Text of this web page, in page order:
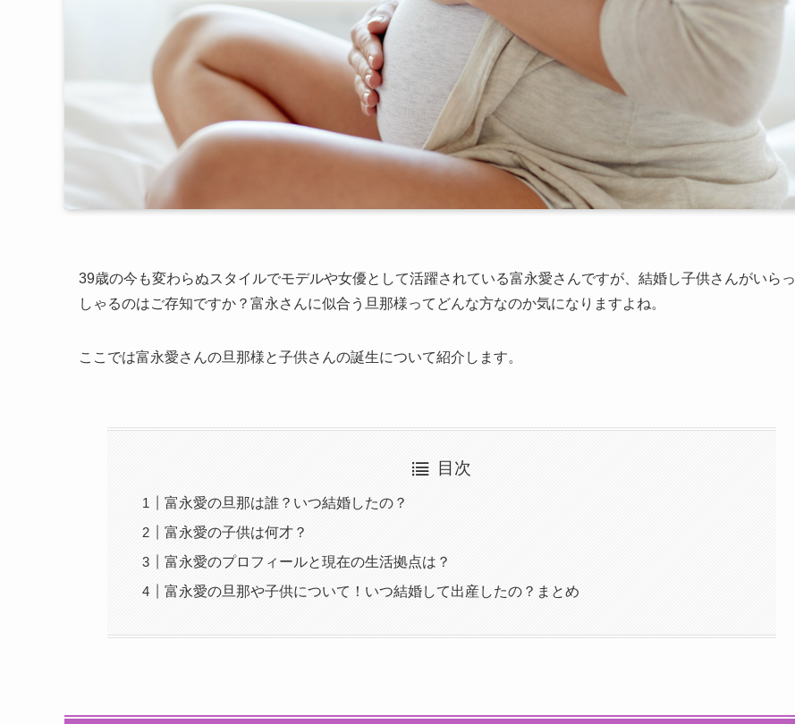
39歳の今も変わらぬスタイルでモデルや女優として活躍されている富永愛さんですが、結婚し子供さんがいらっ
しゃるのはご存知ですか？富永さんに似合う旦那様ってどんな方なのか気になりますよね。
ここでは富永愛さんの旦那様と子供さんの誕生について紹介します。
目次
富永愛の旦那は誰？いつ結婚したの？
富永愛の子供は何才？
富永愛のプロフィールと現在の生活拠点は？
富永愛の旦那や子供について！いつ結婚して出産したの？まとめ